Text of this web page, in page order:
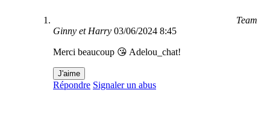
Team
Ginny et Harry 03/06/2024 8:45
Merci beaucoup 😘 Adelou_chat!
J'aime
Répondre Signaler un abus